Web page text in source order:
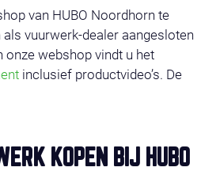
van HUBO Noordhorn te
vuurwerk-dealer aangesloten
onze webshop vindt u het
inclusief productvideo’s. De
uw vuurwerk online en profiteer
vuurwerk. Het vuurwerk
KOPEN BIJ HUBO